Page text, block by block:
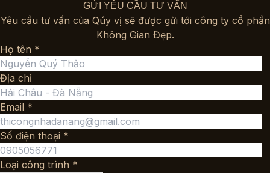
GỬI YÊU CẦU TƯ VẤN
Yêu cầu tư vấn của Qúy vị sẽ được gửi tới công ty cổ phần
Không Gian Đẹp.
Họ tên *
Địa chỉ
Email *
Số điện thoại *
Loại công trình *